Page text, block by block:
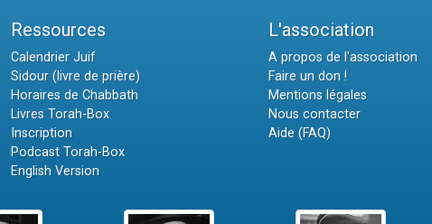
Ressources
Calendrier Juif
Sidour (livre de prière)
Horaires de Chabbath
Livres Torah-Box
Inscription
Podcast Torah-Box
English Version
L'association
A propos de l'association
Faire un don !
Mentions légales
Nous contacter
Aide (FAQ)